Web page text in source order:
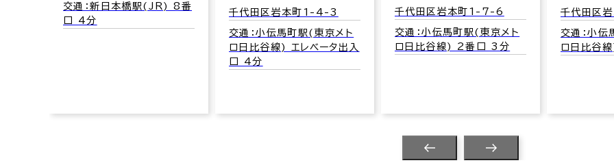
交通：新日本橋駅(JR) 8番
口 4分
千代田区岩本町1-4-3
交通：小伝馬町駅(東京メト
ロ日比谷線) エレベータ出入
口 4分
千代田区岩本町1-7-6
交通：小伝馬町駅(東京メト
ロ日比谷線) 2番口 3分
千代田区
交通：小
ロ日比谷